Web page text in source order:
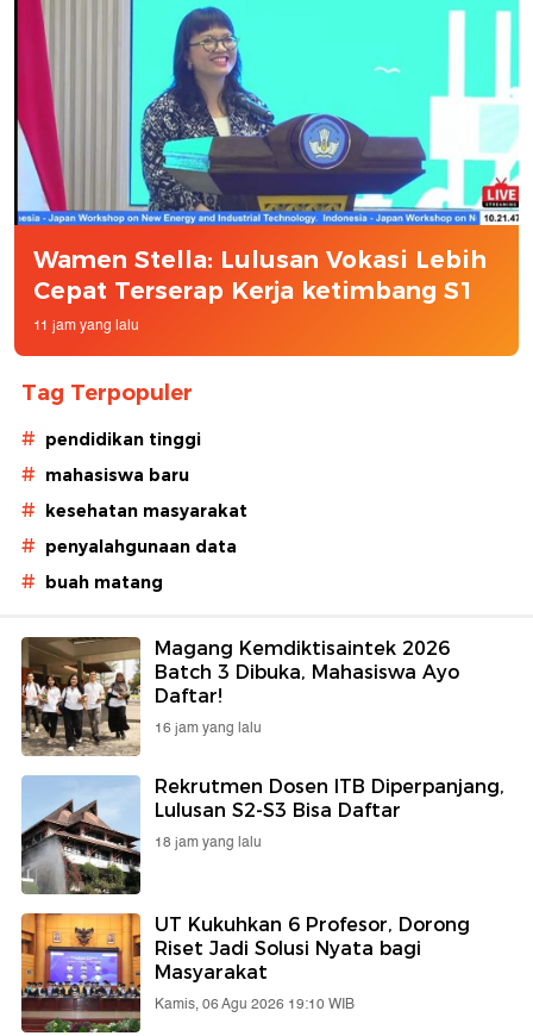
Wamen Stella: Lulusan Vokasi Lebih
Cepat Terserap Kerja ketimbang S1
11 jam yang lalu
Tag Terpopuler
# pendidikan tinggi
# mahasiswa baru
# kesehatan masyarakat
# penyalahgunaan data
# buah matang
Magang Kemdiktisaintek 2026
Batch 3 Dibuka, Mahasiswa Ayo
Daftar!
16 jam yang lalu
Rekrutmen Dosen ITB Diperpanjang,
Lulusan S2-S3 Bisa Daftar
18 jam yang lalu
UT Kukuhkan 6 Profesor, Dorong
Riset Jadi Solusi Nyata bagi
Masyarakat
Kamis, 06 Agu 2026 19:10 WIB